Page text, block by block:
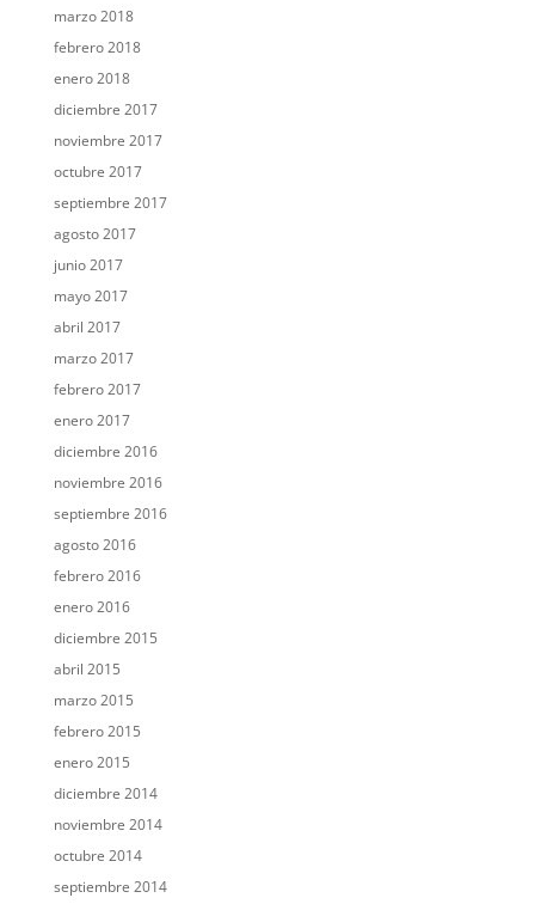
marzo 2018
febrero 2018
enero 2018
diciembre 2017
noviembre 2017
octubre 2017
septiembre 2017
agosto 2017
junio 2017
mayo 2017
abril 2017
marzo 2017
febrero 2017
enero 2017
diciembre 2016
noviembre 2016
septiembre 2016
agosto 2016
febrero 2016
enero 2016
diciembre 2015
abril 2015
marzo 2015
febrero 2015
enero 2015
diciembre 2014
noviembre 2014
octubre 2014
septiembre 2014